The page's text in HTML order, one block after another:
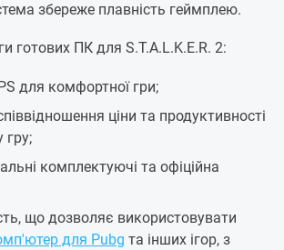
збереже плавність геймплею.
готових ПК для S.T.A.L.K.E.R. 2:
для комфортної гри;
ціни та продуктивності
гру;
комплектуючі та офіційна
що дозволяє використовувати
для Pubg та інших ігор, з